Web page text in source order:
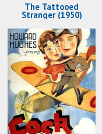
The Tattooed
Stranger (1950)